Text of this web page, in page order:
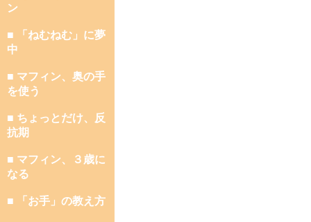
ン
■ 「ねむねむ」に夢
中
■ マフィン、奥の手
を使う
■ ちょっとだけ、反
抗期
■ マフィン、３歳に
なる
■ 「お手」の教え方